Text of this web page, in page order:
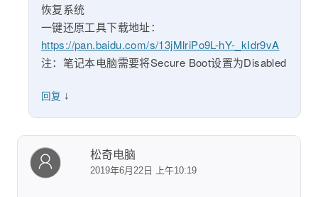
恢复系统
一键还原工具下载地址：
https://pan.baidu.com/s/13jMlriPo9L-hY-_kIdr9vA
注：笔记本电脑需要将Secure Boot设置为Disabled
回复 ↓
松奇电脑
2019年6月22日 上午10:19